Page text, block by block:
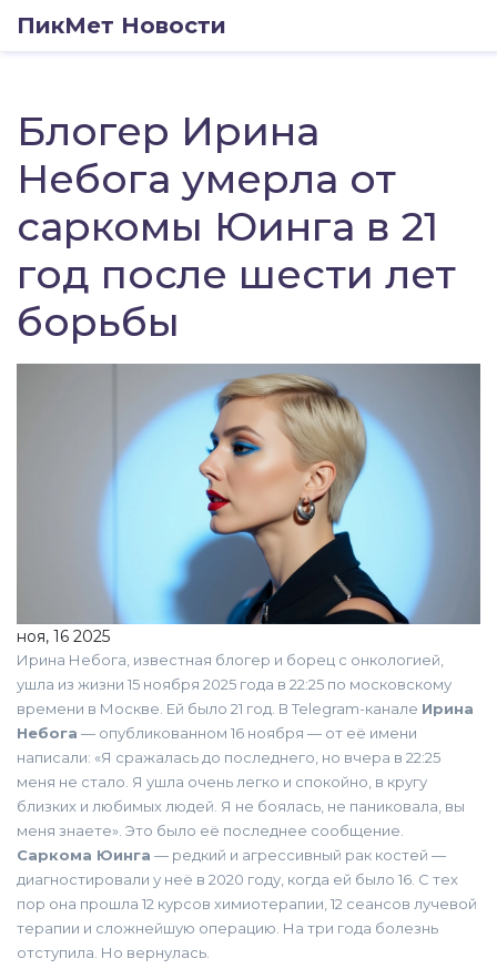
ПикМет Новости
Блогер Ирина
Небога умерла от
саркомы Юинга в 21
год после шести лет
борьбы
ноя, 16 2025
Ирина Небога, известная блогер и борец с онкологией,
ушла из жизни 15 ноября 2025 года в 22:25 по московскому
времени в Москве. Ей было 21 год. В Telegram-канале Ирина
Небога — опубликованном 16 ноября — от её имени
написали: «Я сражалась до последнего, но вчера в 22:25
меня не стало. Я ушла очень легко и спокойно, в кругу
близких и любимых людей. Я не боялась, не паниковала, вы
меня знаете». Это было её последнее сообщение.
Саркома Юинга — редкий и агрессивный рак костей —
диагностировали у неё в 2020 году, когда ей было 16. С тех
пор она прошла 12 курсов химиотерапии, 12 сеансов лучевой
терапии и сложнейшую операцию. На три года болезнь
отступила. Но вернулась.